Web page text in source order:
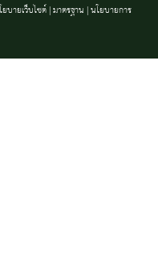
บายเว็บไซต์|มาตรฐาน |นโยบายการ